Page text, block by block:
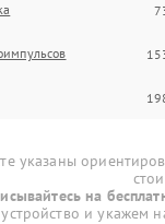
указаны
на
и укажем